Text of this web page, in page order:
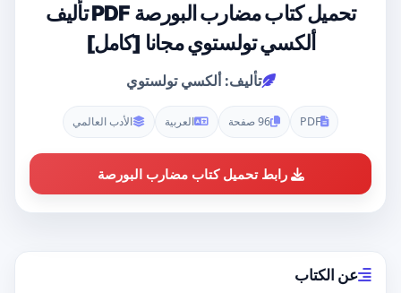
تحميل كتاب مضارب البورصة PDF تأليف
ألكسي تولستوي مجانا [كامل]
تأليف: ألكسي تولستوي
PDF 96 صفحة العربية الأدب العالمي
رابط تحميل كتاب مضارب البورصة
عن الكتاب